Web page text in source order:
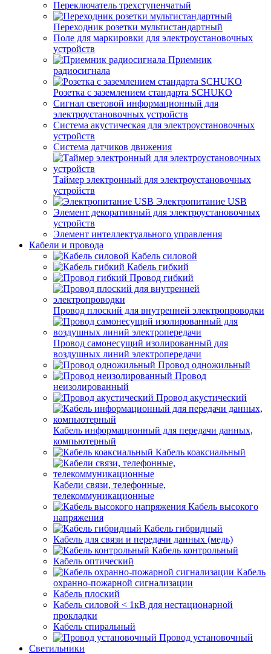
Переключатель трехступенчатый
Переходник розетки мультистандартный
Поле для маркировки для электроустановочных
устройств
Приемник
радиосигнала
Розетка с заземлением стандарта SCHUKO
Сигнал световой информационный для
электроустановочных устройств
Система акустическая для электроустановочных
устройств
Система датчиков движения
Таймер электронный для электроустановочных
устройств
Электропитание USB
Элемент декоративный для электроустановочных
устройств
Элемент интеллектуального управления
Кабели и провода
Кабель силовой
Кабель гибкий
Провод гибкий
Провод плоский для внутренней электропроводки
Провод самонесущий изолированный для
воздушных линий электропередачи
Провод одножильный
Провод
неизолированный
Провод акустический
Кабель информационный для передачи данных,
компьютерный
Кабель коаксиальный
Кабели связи, телефонные,
телекоммуникационные
Кабель высокого
напряжения
Кабель гибридный
Кабель для связи и передачи данных (медь)
Кабель контрольный
Кабель оптический
Кабель
охранно-пожарной сигнализации
Кабель плоский
Кабель силовой < 1кВ для нестационарной
прокладки
Кабель спиральный
Провод установочный
Светильники